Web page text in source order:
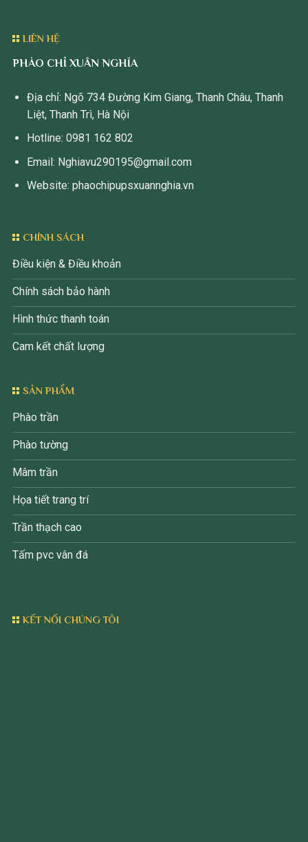
LIÊN HỆ
PHÀO CHỈ XUÂN NGHĨA
Địa chỉ: Ngõ 734 Đường Kim Giang, Thanh Châu, Thanh
Liệt, Thanh Trì, Hà Nội
Hotline: 0981 162 802
Email: Nghiavu290195@gmail.com
Website: phaochipupsxuannghia.vn
CHÍNH SÁCH
Điều kiện & Điều khoản
Chính sách bảo hành
Hình thức thanh toán
Cam kết chất lượng
SẢN PHẨM
Phào trần
Phào tường
Mâm trần
Họa tiết trang trí
Trần thạch cao
Tấm pvc vân đá
KẾT NỐI CHÚNG TÔI